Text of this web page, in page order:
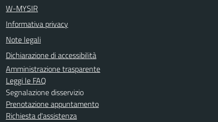
W-MYSIR
Informativa privacy
Note legali
Dichiarazione di accessibilità
Amministrazione trasparente
Leggi le FAQ
Segnalazione disservizio
Prenotazione appuntamento
Richiesta d'assistenza